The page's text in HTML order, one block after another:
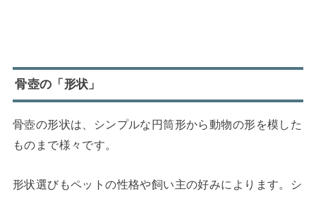
骨壺の「形状」
骨壺の形状は、シンプルな円筒形から動物の形を模した
ものまで様々です。
形状選びもペットの性格や飼い主の好みによります。シ